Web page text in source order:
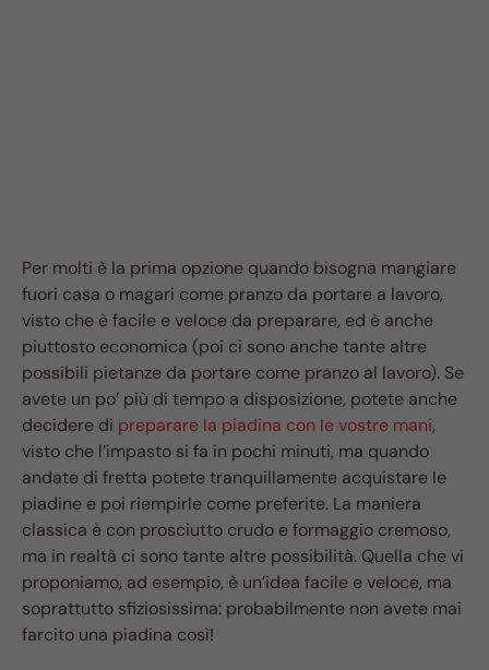
Per molti è la prima opzione quando bisogna mangiare
fuori casa o magari come pranzo da portare a lavoro,
visto che è facile e veloce da preparare, ed è anche
piuttosto economica (poi ci sono anche tante altre
possibili pietanze da portare come pranzo al lavoro). Se
avete un po’ più di tempo a disposizione, potete anche
decidere di preparare la piadina con le vostre mani,
visto che l’impasto si fa in pochi minuti, ma quando
andate di fretta potete tranquillamente acquistare le
piadine e poi riempirle come preferite. La maniera
classica è con prosciutto crudo e formaggio cremoso,
ma in realtà ci sono tante altre possibilità. Quella che vi
proponiamo, ad esempio, è un’idea facile e veloce, ma
soprattutto sfiziosissima: probabilmente non avete mai
farcito una piadina così!